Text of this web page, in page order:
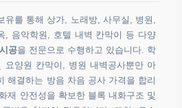
유를 통해 상가, 노래방, 사무실, 병원,
, 음악학원, 호텔 내벽 칸막이 등 다양
공을 전문으로 수행하고 있습니다. 학
요양원 칸막이, 병원 내벽공사뿐만 아
해결하는 방음 차음 공사 가격을 합리
재 안전성을 확보한 블록 내화구조 및